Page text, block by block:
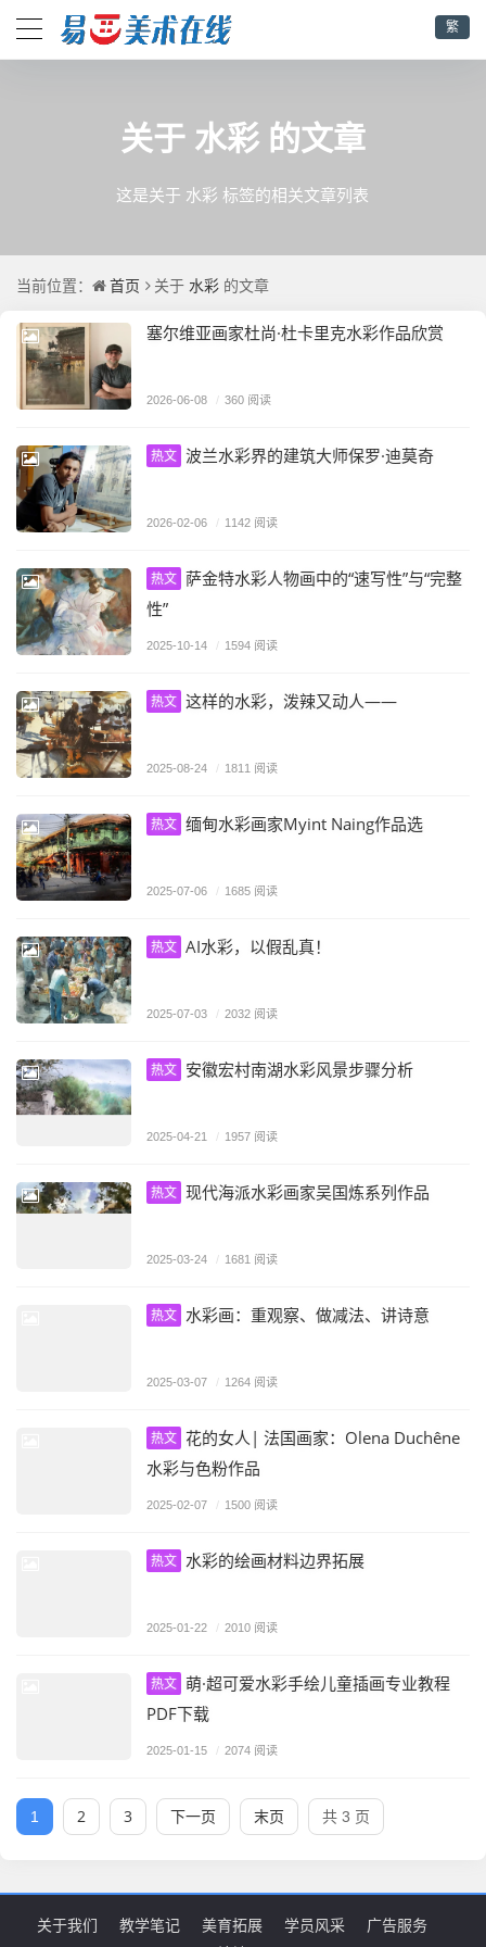
繁
关于 水彩 的文章
这是关于 水彩 标签的相关文章列表
当前位置： 首页 关于 水彩 的文章
塞尔维亚画家杜尚·杜卡里克水彩作品欣赏
2026-06-08 / 360 阅读
热文 波兰水彩界的建筑大师保罗·迪莫奇
2026-02-06 / 1142 阅读
热文 萨金特水彩人物画中的“速写性”与“完整
性”
2025-10-14 / 1594 阅读
热文 这样的水彩，泼辣又动人——
2025-08-24 / 1811 阅读
热文 缅甸水彩画家Myint Naing作品选
2025-07-06 / 1685 阅读
热文 AI水彩，以假乱真！
2025-07-03 / 2032 阅读
热文 安徽宏村南湖水彩风景步骤分析
2025-04-21 / 1957 阅读
热文 现代海派水彩画家吴国炼系列作品
2025-03-24 / 1681 阅读
热文 水彩画：重观察、做减法、讲诗意
2025-03-07 / 1264 阅读
热文 花的女人| 法国画家：Olena Duchêne
水彩与色粉作品
2025-02-07 / 1500 阅读
热文 水彩的绘画材料边界拓展
2025-01-22 / 2010 阅读
热文 萌·超可爱水彩手绘儿童插画专业教程
PDF下载
2025-01-15 / 2074 阅读
1 2 3 下一页 末页 共 3 页
关于我们 教学笔记 美育拓展 学员风采
广告服务